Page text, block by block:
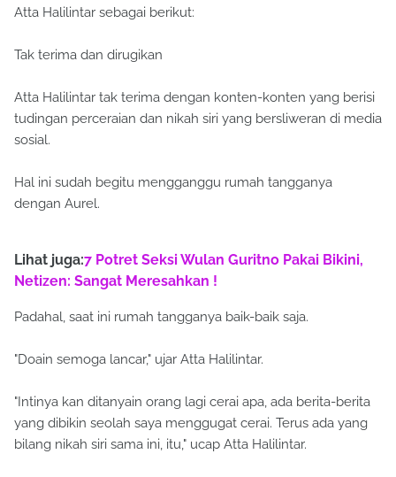
Atta Halilintar sebagai berikut:
Tak terima dan dirugikan
Atta Halilintar tak terima dengan konten-konten yang berisi
tudingan perceraian dan nikah siri yang bersliweran di media
sosial.
Hal ini sudah begitu mengganggu rumah tangganya
dengan Aurel.
Lihat juga:7 Potret Seksi Wulan Guritno Pakai Bikini,
Netizen: Sangat Meresahkan !
Padahal, saat ini rumah tangganya baik-baik saja.
"Doain semoga lancar," ujar Atta Halilintar.
"Intinya kan ditanyain orang lagi cerai apa, ada berita-berita
yang dibikin seolah saya menggugat cerai. Terus ada yang
bilang nikah siri sama ini, itu," ucap Atta Halilintar.